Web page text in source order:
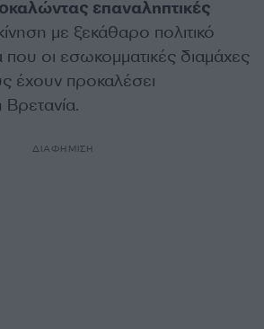
επαναληπτικές
με ξεκάθαρο πολιτικό
οι εσωκομματικές διαμάχες
έχουν προκαλέσει
ΔΙΑΦΗΜΙΣΗ